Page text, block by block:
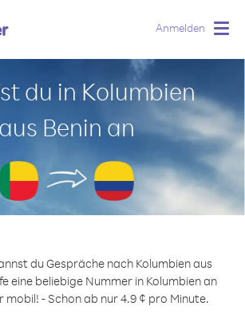
Anmelden
du in Kolumbien
aus Benin an
du Gespräche nach Kolumbien aus
eine beliebige Nummer in Kolumbien an
mobil! - Schon ab nur 4.9 ¢ pro Minute.